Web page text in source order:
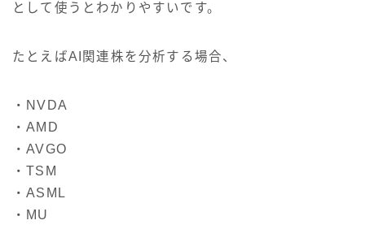
として使うとわかりやすいです。
たとえばAI関連株を分析する場合、
・NVDA
・AMD
・AVGO
・TSM
・ASML
・MU